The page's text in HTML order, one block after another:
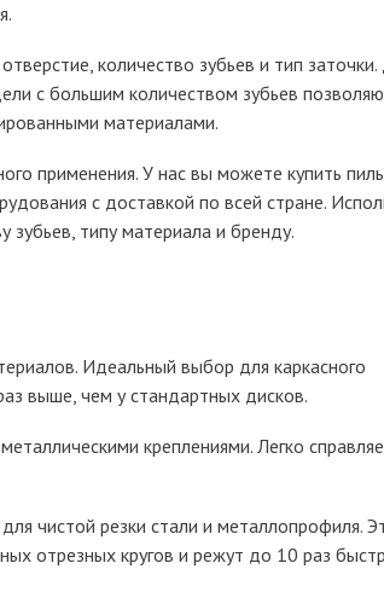
количество зубьев и тип заточки.
с большим количеством зубьев
материалами.
применения. У нас вы можете купить
с доставкой по всей стране.
зубьев, типу материала и бренду.
Идеальный выбор для каркасного
выше, чем у стандартных дисков.
креплениями. Легко
чистой резки стали и металлопрофиля.
отрезных кругов и режут до 10 раз